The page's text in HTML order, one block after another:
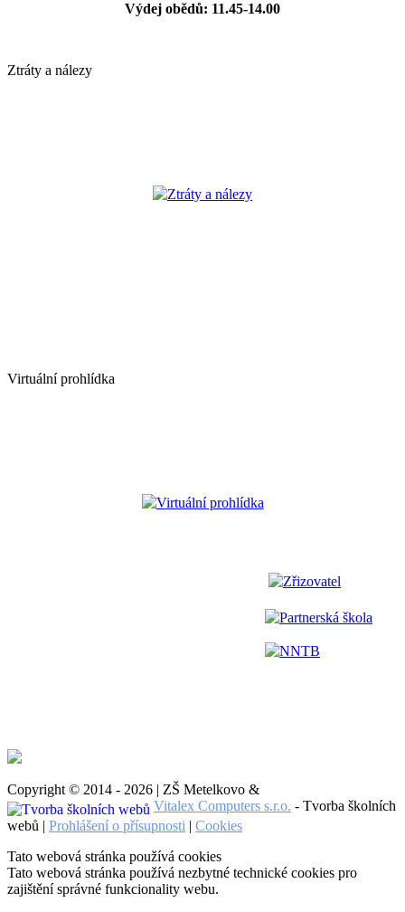
Výdej obědů: 11.45-14.00
Ztráty a nálezy
Ztráty a nálezy
Virtuální prohlídka
Virtuální prohlídka
Zřizovatel
Partnerská škola
NNTB
Copyright © 2014 - 2026 | ZŠ Metelkovo &
Vitalex Computers s.r.o. - Tvorba školních
webů | Prohlášení o přísupnosti | Cookies
Tato webová stránka používá cookies
Tato webová stránka používá nezbytné technické cookies pro
zajištění správné funkcionality webu.